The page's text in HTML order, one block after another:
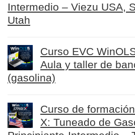
Intermedio – Viezu USA,
Utah
Curso EVC
Aula y taller de
(gasolina)
Curso de
X: Tuneado de